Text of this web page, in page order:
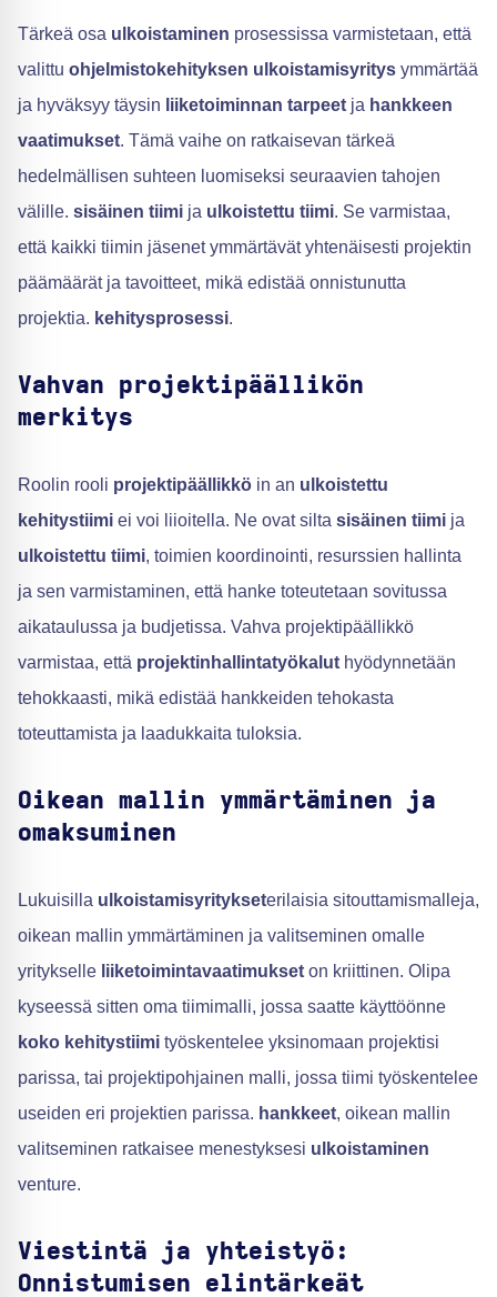
Tärkeä osa ulkoistaminen prosessissa varmistetaan, että
valittu ohjelmistokehityksen ulkoistamisyritys ymmärtää
ja hyväksyy täysin liiketoiminnan tarpeet ja hankkeen
vaatimukset. Tämä vaihe on ratkaisevan tärkeä
hedelmällisen suhteen luomiseksi seuraavien tahojen
välille. sisäinen tiimi ja ulkoistettu tiimi. Se varmistaa,
että kaikki tiimin jäsenet ymmärtävät yhtenäisesti projektin
päämäärät ja tavoitteet, mikä edistää onnistunutta
projektia. kehitysprosessi.
Vahvan projektipäällikön
merkitys
Roolin rooli projektipäällikkö in an ulkoistettu
kehitystiimi ei voi liioitella. Ne ovat silta sisäinen tiimi ja
ulkoistettu tiimi, toimien koordinointi, resurssien hallinta
ja sen varmistaminen, että hanke toteutetaan sovitussa
aikataulussa ja budjetissa. Vahva projektipäällikkö
varmistaa, että projektinhallintatyökalut hyödynnetään
tehokkaasti, mikä edistää hankkeiden tehokasta
toteuttamista ja laadukkaita tuloksia.
Oikean mallin ymmärtäminen ja
omaksuminen
Lukuisilla ulkoistamisyritykseterilaisia sitouttamismalleja,
oikean mallin ymmärtäminen ja valitseminen omalle
yritykselle liiketoimintavaatimukset on kriittinen. Olipa
kyseessä sitten oma tiimimalli, jossa saatte käyttöönne
koko kehitystiimi työskentelee yksinomaan projektisi
parissa, tai projektipohjainen malli, jossa tiimi työskentelee
useiden eri projektien parissa. hankkeet, oikean mallin
valitseminen ratkaisee menestyksesi ulkoistaminen
venture.
Viestintä ja yhteistyö:
Onnistumisen elintärkeät